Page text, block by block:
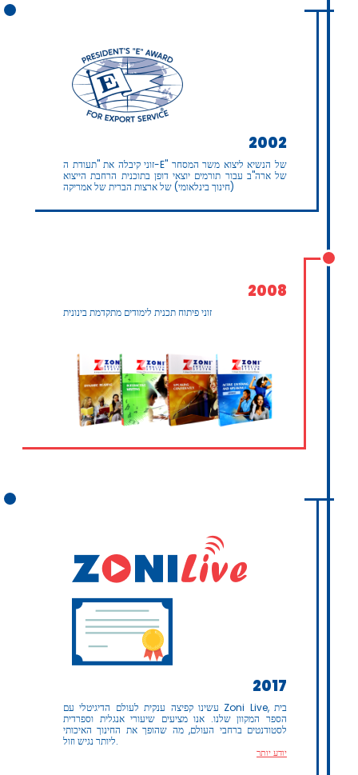
2002
זוני קיבלה את "תעודת ה-E" של הנשיא ליצוא משר המסחר
של ארה"ב עבור תורמים יוצאי דופן בתוכנית הרחבת הייצוא
(חינוך בינלאומי) של ארצות הברית של אמריקה
2008
זוני פיתוח תכנית לימודים מתקדמת בינונית
2017
עשינו קפיצה ענקית לעולם הדיגיטלי עם Zoni Live, בית
הספר המקוון שלנו. אנו מציעים שיעורי אנגלית וספרדית
לסטודנטים ברחבי העולם, מה שהופך את החינוך האיכותי
ליותר נגיש וזול.
יודע יותר